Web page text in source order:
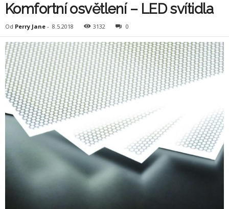
Komfortní osvětlení – LED svítidla
Od Perry Jane - 8.5.2018 3132 0